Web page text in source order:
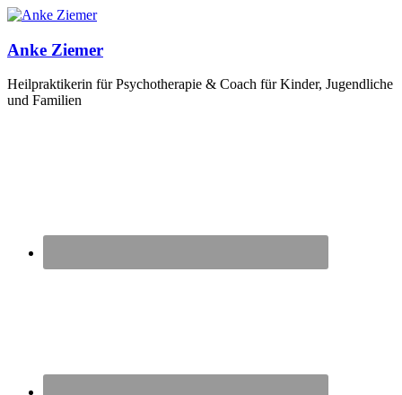
Zum
springen
Anke Ziemer
Heilpraktikerin für Psychotherapie & Coach für Kinder, Jugendliche
und Familien